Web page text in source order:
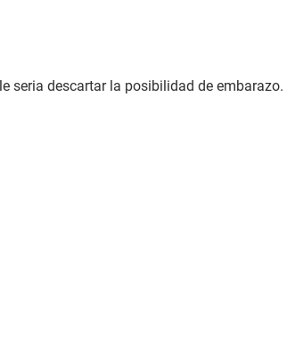
seria descartar la posibilidad de embarazo.